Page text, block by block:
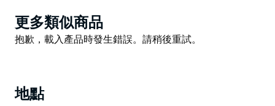
這條難度適中的步道清晰易辨。您還可以順道參觀修復後
的砂岩遺產泵站，了解皮克頓的蒸汽火車和鐵路歷史。
物。春季氣候溫和，是欣賞色彩繽紛的地生蘭的絕佳時
節。
Product
List
更多類似商品
Product
抱歉，載入產品時發生錯誤。請稍後重試。
地點